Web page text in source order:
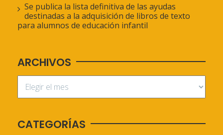
Se publica la lista definitiva de las ayudas
destinadas a la adquisición de libros de texto
para alumnos de educación infantil
ARCHIVOS
CATEGORÍAS